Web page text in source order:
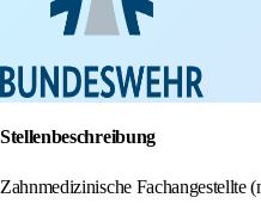
Stellenbeschreibung
Zahnmedizinische Fachangestellte